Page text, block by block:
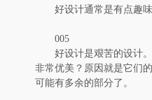
好设计通常是有点趣味
005
好设计是艰苦的设计。
非常优美？原因就是它们
可能有多余的部分了。